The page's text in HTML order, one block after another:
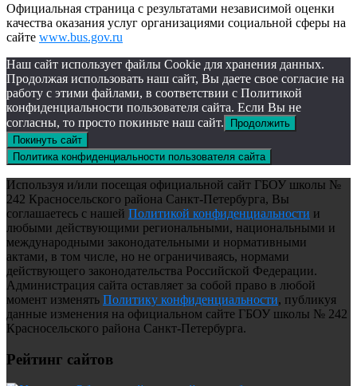
Официальная страница с результатами независимой оценки
качества оказания услуг организациями социальной сферы на
сайте www.bus.gov.ru
Наш сайт использует файлы Cookie для хранения данных.
Продолжая использовать наш сайт, Вы даете свое согласие на
работу с этими файлами, в соответствии с Политикой
конфиденциальности пользователя сайта. Если Вы не
согласны, то просто покиньте наш сайт.
Продолжить
Покинуть сайт
Политика конфиденциальности пользователя сайта
Используя и/или посещая официальной сайт ГБОУ школы №
242 Красносельского района Санкт-Петербурга, Вы
соглашаетесь с нашей Политикой конфиденциальности и
любыми действующими региональными, национальными и
международными законодательными и нормативными
актами, в том числе, но не ограничиваясь, нормами
действующего законодательства Российской Федерации.
Администрация сайта оставляет за собой право в любой
момент изменять Политику конфиденциальности, публикуя
данные изменения на официальном сайте ГБОУ школы № 242
Красносельского района Санкт-Петербурга.
Рейтинг сайтов